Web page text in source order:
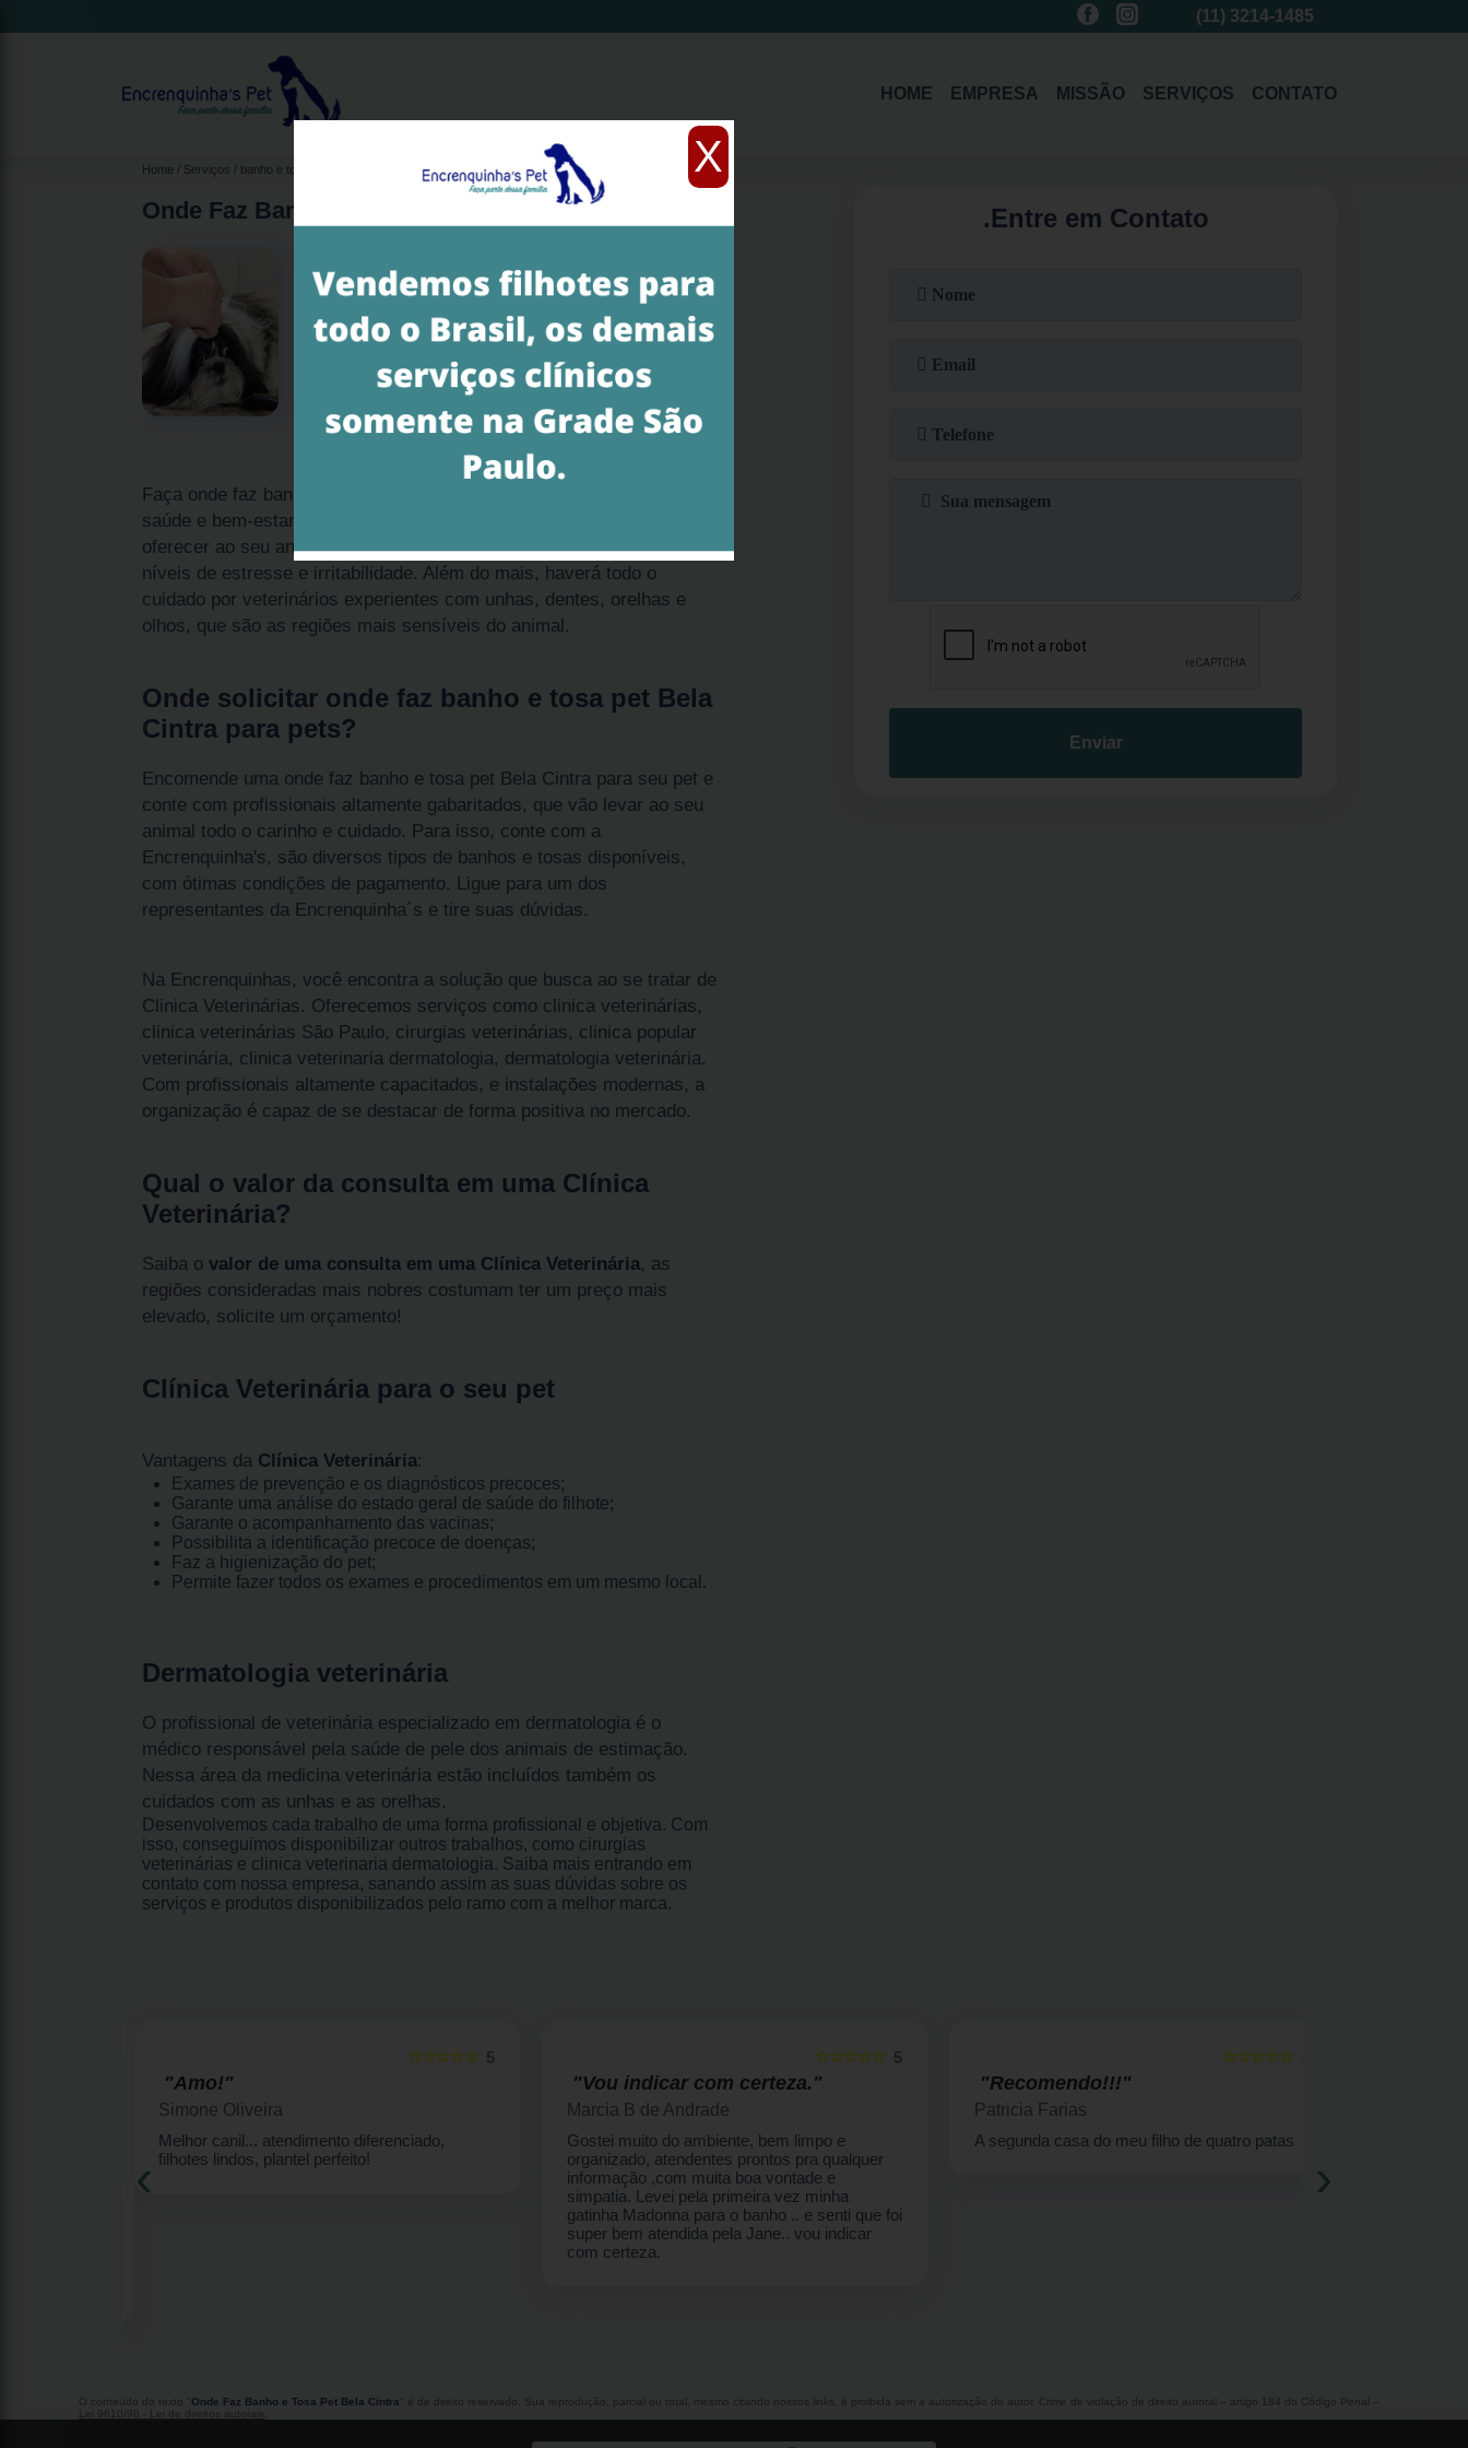
X
94392-5579 (11) 3214-1485
HOME EMPRESA MISSÃO SERVIÇOS CONTATO
Home Serviços banho e tosa onde faz banho e tosa pet Bela Cintra
Onde Faz Banho e Tosa Pet Bela Cintra
Faça onde faz banho e tosa pet Bela Cintra com frequência e promova
saúde e bem-estar ao seu animalzinho de estimação. Você pode
oferecer ao seu animal um banho terapêutico, que vai diminuir os
níveis de estresse e irritabilidade. Além do mais, haverá todo o
cuidado por veterinários experientes com unhas, dentes, orelhas e
olhos, que são as regiões mais sensíveis do animal.
Onde solicitar onde faz banho e tosa pet Bela
Cintra para pets?
Encomende uma onde faz banho e tosa pet Bela Cintra para seu pet e
conte com profissionais altamente gabaritados, que vão levar ao seu
animal todo o carinho e cuidado. Para isso, conte com a
Encrenquinha's, são diversos tipos de banhos e tosas disponíveis,
com ótimas condições de pagamento. Ligue para um dos
representantes da Encrenquinha´s e tire suas dúvidas.
Na Encrenquinhas, você encontra a solução que busca ao se tratar de
Clinica Veterinárias. Oferecemos serviços como clinica veterinárias,
clinica veterinárias São Paulo, cirurgias veterinárias, clinica popular
veterinária, clinica veterinaria dermatologia, dermatologia veterinária.
Com profissionais altamente capacitados, e instalações modernas, a
organização é capaz de se destacar de forma positiva no mercado.
Qual o valor da consulta em uma Clínica
Veterinária?
Saiba o valor de uma consulta em uma Clínica Veterinária, as
regiões consideradas mais nobres costumam ter um preço mais
elevado, solicite um orçamento!
Clínica Veterinária para o seu pet
Vantagens da Clínica Veterinária:
Exames de prevenção e os diagnósticos precoces;
Garante uma análise do estado geral de saúde do filhote;
Garante o acompanhamento das vacinas;
Possibilita a identificação precoce de doenças;
Faz a higienização do pet;
Permite fazer todos os exames e procedimentos em um mesmo local.
Dermatologia veterinária
O profissional de veterinária especializado em dermatologia é o
médico responsável pela saúde de pele dos animais de estimação.
Nessa área da medicina veterinária estão incluídos também os
cuidados com as unhas e as orelhas.
Desenvolvemos cada trabalho de uma forma profissional e objetiva. Com
isso, conseguimos disponibilizar outros trabalhos, como cirurgias
veterinárias e clinica veterinaria dermatologia. Saiba mais entrando em
contato com nossa empresa, sanando assim as suas dúvidas sobre os
serviços e produtos disponibilizados pelo ramo com a melhor marca.
.Entre em Contato
Enviar
5
☆☆☆☆☆
"Amo!"
Simone Oliveira
Melhor canil... atendimento diferenciado,
filhotes lindos, plantel perfeito!
5
☆☆☆☆☆
"Vou indicar com certeza."
Marcia B de Andrade
Gostei muito do ambiente, bem limpo e
organizado, atendentes prontos pra qualquer
informação ,com muita boa vontade e
simpatia. Levei pela primeira vez minha
gatinha Madonna para o banho .. e senti que foi
super bem atendida pela Jane.. vou indicar
com certeza.
☆☆☆☆☆
"Recomendo!!!"
Patricia Farias
A segunda casa do meu filho de quatro patas
‹ ›
O conteúdo do texto " Onde Faz Banho e Tosa Pet Bela Cintra " é de direito reservado. Sua reprodução, parcial ou total, mesmo citando nossos links, é proibida sem a autorização do autor. Crime de violação de direito autoral – artigo 184 do Código Penal –
Lei 9610/98 - Lei de direitos autorais